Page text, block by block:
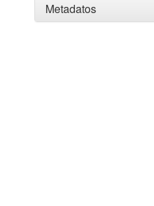
Metadatos